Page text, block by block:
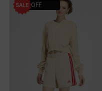
10% OFF